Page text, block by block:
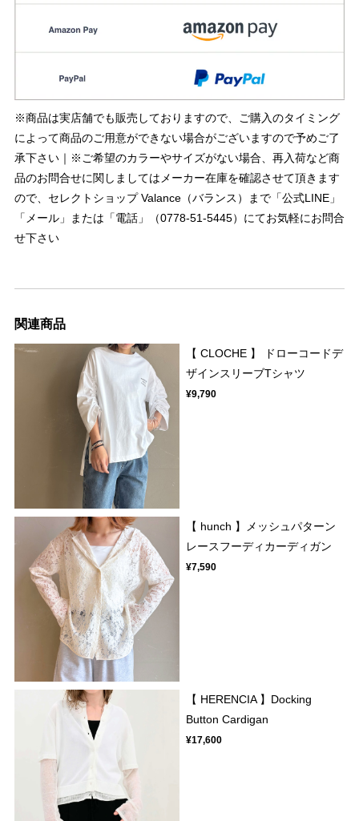
※商品は実店舗でも販売しておりますので、ご購入のタイミング
によって商品のご用意ができない場合がございますので予めご了
承下さい｜※ご希望のカラーやサイズがない場合、再入荷など商
品のお問合せに関しましてはメーカー在庫を確認させて頂きます
ので、セレクトショップ Valance（バランス）まで「公式LINE」
「メール」または「電話」（0778-51-5445）にてお気軽にお問合
せ下さい
関連商品
【 CLOCHE 】 ドローコードデ
ザインスリーブTシャツ
¥9,790
【 hunch 】メッシュパターン
レースフーディカーディガン
¥7,590
【 HERENCIA 】Docking
Button Cardigan
¥17,600